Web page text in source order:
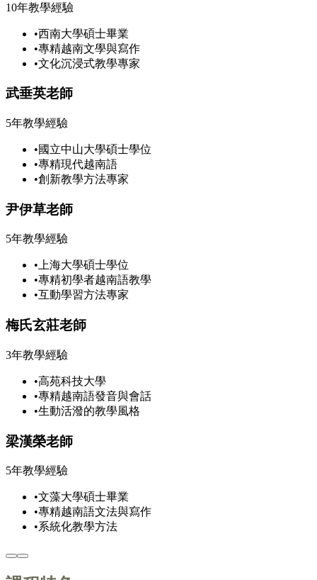
10年教學經驗
•西南大學碩士畢業
•專精越南文學與寫作
•文化沉浸式教學專家
武垂英老師
5年教學經驗
•國立中山大學碩士學位
•專精現代越南語
•創新教學方法專家
尹伊草老師
5年教學經驗
•上海大學碩士學位
•專精初學者越南語教學
•互動學習方法專家
梅氏玄莊老師
3年教學經驗
•高苑科技大學
•專精越南語發音與會話
•生動活潑的教學風格
梁漢榮老師
5年教學經驗
•文藻大學碩士畢業
•專精越南語文法與寫作
•系統化教學方法